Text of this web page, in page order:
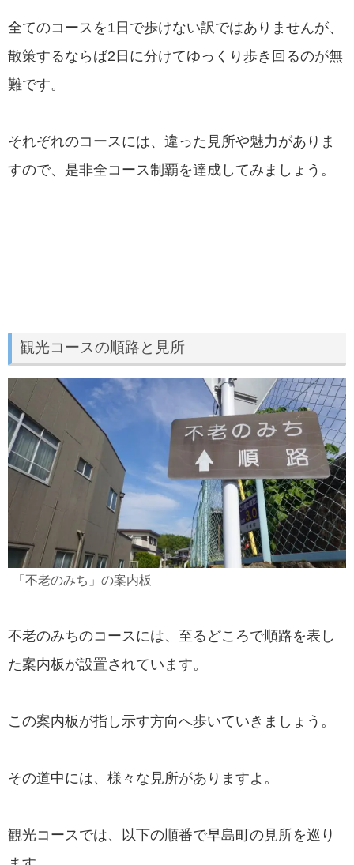
全てのコースを1日で歩けない訳ではありませんが、
散策するならば2日に分けてゆっくり歩き回るのが無
難です。
それぞれのコースには、違った見所や魅力がありま
すので、是非全コース制覇を達成してみましょう。
観光コースの順路と見所
「不老のみち」の案内板
不老のみちのコースには、至るどころで順路を表し
た案内板が設置されています。
この案内板が指し示す方向へ歩いていきましょう。
その道中には、様々な見所がありますよ。
観光コースでは、以下の順番で早島町の見所を巡り